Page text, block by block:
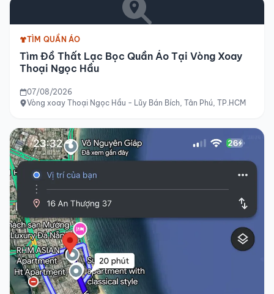
TÌM QUẦN ÁO
Tìm Đồ Thất Lạc Bọc Quần Áo Tại Vòng Xoay
Thoại Ngọc Hầu
07/08/2026
Vòng xoay Thoại Ngọc Hầu - Lũy Bán Bích, Tân Phú, TP.HCM